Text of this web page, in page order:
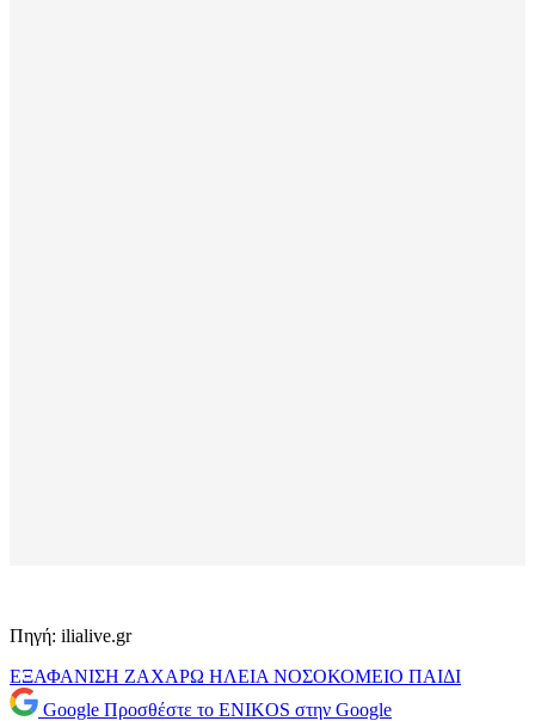
Πηγή: ilialive.gr
ΕΞΑΦΑΝΙΣΗ ΖΑΧΑΡΩ ΗΛΕΙΑ ΝΟΣΟΚΟΜΕΙΟ ΠΑΙΔΙ
Google Προσθέστε το ENIKOS στην Google